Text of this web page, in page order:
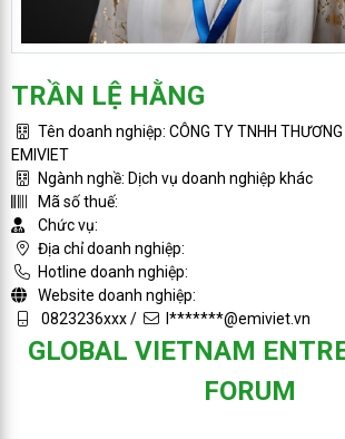
TRẦN LỆ HẰNG
Tên doanh nghiệp: CÔNG TY TNHH THƯƠNG
EMIVIET
Ngành nghề: Dịch vụ doanh nghiệp khác
Mã số thuế:
Chức vụ:
Địa chỉ doanh nghiệp:
Hotline doanh nghiệp:
Website doanh nghiệp:
0823236xxx /
l*******@emiviet.vn
GLOBAL VIETNAM
FORUM